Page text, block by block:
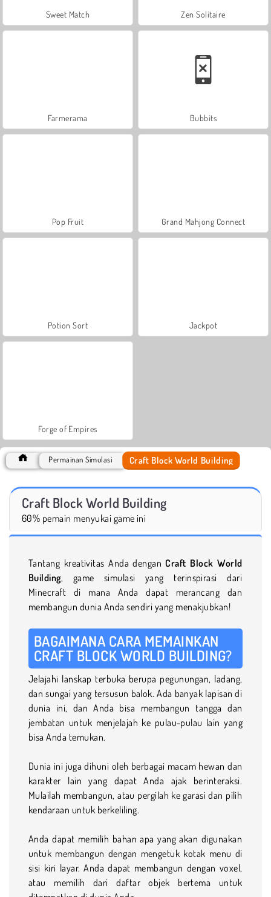
Sweet Match Zen Solitaire
Farmerama Bubbits
Pop Fruit Grand Mahjong Connect
Potion Sort Jackpot
Forge of Empires
Permainan Simulasi Craft Block World Building
Craft Block World Building
60% pemain menyukai game ini
Tantang kreativitas Anda dengan Craft Block World
Building, game simulasi yang terinspirasi dari
Minecraft di mana Anda dapat merancang dan
membangun dunia Anda sendiri yang menakjubkan!
BAGAIMANA CARA MEMAINKAN
CRAFT BLOCK WORLD BUILDING?
Jelajahi lanskap terbuka berupa pegunungan, ladang,
dan sungai yang tersusun balok. Ada banyak lapisan di
dunia ini, dan Anda bisa membangun tangga dan
jembatan untuk menjelajah ke pulau-pulau lain yang
bisa Anda temukan.
Dunia ini juga dihuni oleh berbagai macam hewan dan
karakter lain yang dapat Anda ajak berinteraksi.
Mulailah membangun, atau pergilah ke garasi dan pilih
kendaraan untuk berkeliling.
Anda dapat memilih bahan apa yang akan digunakan
untuk membangun dengan mengetuk kotak menu di
sisi kiri layar. Anda dapat membangun dengan voxel,
atau memilih dari daftar objek bertema untuk